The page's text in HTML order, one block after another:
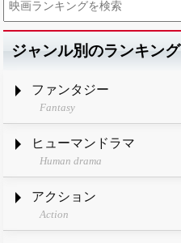
ジャンル別のランキング
ファンタジー
Fantasy
ヒューマンドラマ
Human drama
アクション
Action